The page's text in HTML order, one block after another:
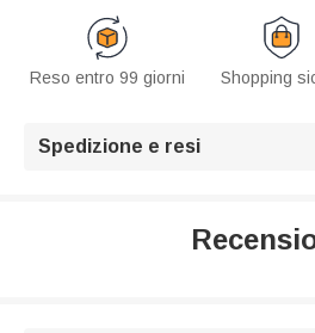
Reso entro 99 giorni Shopping
Spedizione e resi